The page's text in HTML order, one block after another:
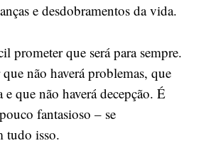
e desdobramentos da vida.
prometer que será para sempre.
não haverá problemas, que
e que não haverá decepção. É
fantasioso – se
tudo isso.